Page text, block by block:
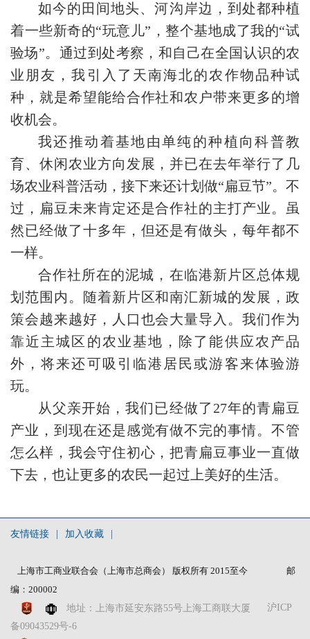
如今的田间地头、河沟岸边，到处都种植
着一些新奇的“玩意儿”，整个基地成了我的“试
验场”。通过到处考察，和自己在全国认识的农
业朋友，我引入了天南海北的农作物品种试
种，就是希望能给合作社和农户带来更多的增
收机会。
我还推动着基地由单纯的种植向科普教
育、休闲农业方向发展，并已在去年举行了几
场农业科普活动，接下来还计划做“扁豆节”。不
过，扁豆未来肯定还是合作社的主打产业。虽
然已经做了十多年，但还是有做头，每年都不
一样。
合作社所在的泥城，在临港新片区总体规
划范围内。随着新片区和南汇新城的发展，政
策会越来越好，人口也会大量导入。我们作为
靠近主城区的农业基地，除了能供应农产品
外，将来还可吸引临港居民或游客来体验游
玩。
从父亲开始，我们已经做了27年的青扁豆
产业，到现在还是感觉有做不完的事情。不管
怎么样，我会守住初心，把青扁豆事业一直做
下去，也让更多的农民一起过上美好的生活。
友情链接 加入收藏
上海市工商业联合会（上海市总商会） 版权所有 2015至今
邮
编：200002
地址：上海市延安东路55号上海工商联大厦
沪ICP
备09043529号-6